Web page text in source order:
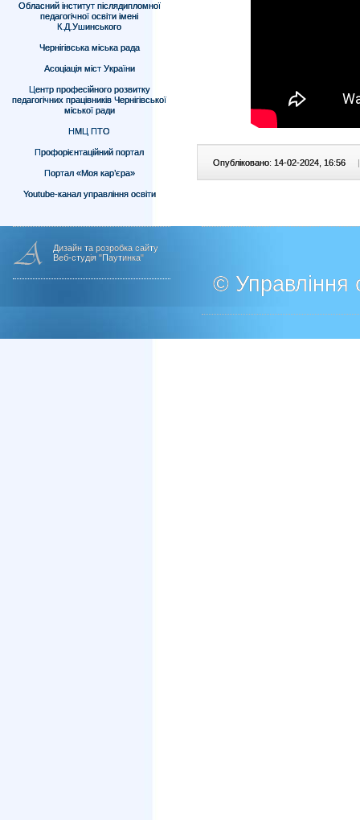
Обласний інститут післядипломної
педагогічної освіти імені
К.Д.Ушинського
Чернігівська міська рада
Асоціація міст України
Центр професійного розвитку
педагогічних працівників Чернігівської
міської ради
НМЦ ПТО
Профорієнтаційний портал
Портал «Моя кар’єра»
Youtube-канал управління освіти
Опубліковано: 14-02-2024, 16:56 |
Дизайн та розробка сайту
Веб-студія "Паутинка"
© Управління